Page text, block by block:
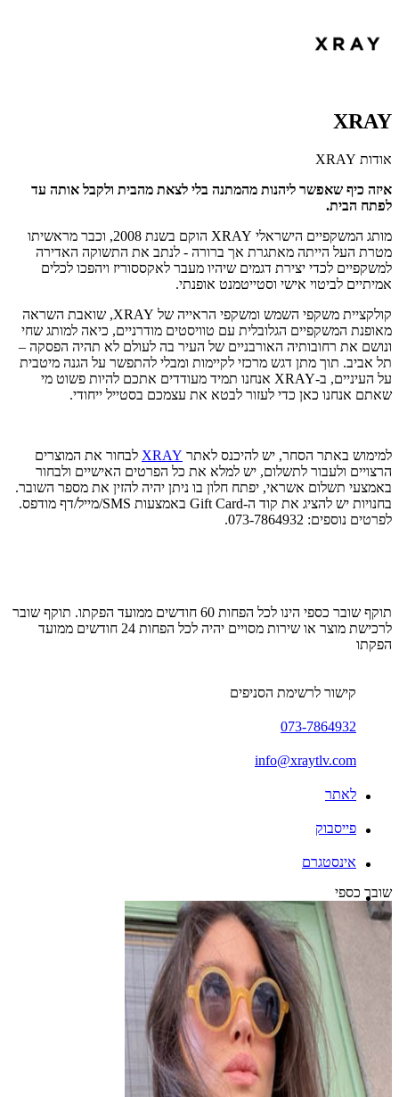
XRAY
אודות XRAY
איזה כיף שאפשר ליהנות מהמתנה בלי לצאת מהבית ולקבל אותה עד
לפתח הבית.
מותג המשקפיים הישראלי XRAY
הוקם בשנת 2008, וכבר מראשיתו
מטרת העל הייתה מאתגרת אך ברורה - לנתב את התשוקה האדירה
למשקפיים לכדי יצירת דגמים שיהיו מעבר לאקססוריז ויהפכו לכלים
אמיתיים לביטוי אישי וסטייטמנט אופנתי.
קולקציית משקפי השמש ומשקפי הראייה של XRAY, שואבת השראה
מאופנת המשקפיים הגלובלית עם טוויסטים מודרניים, כיאה למותג שחי
ונושם את רחובותיה האורבניים של העיר בה לעולם לא תהיה הפסקה –
תל אביב. תוך מתן דגש מרכזי לקיימות ומבלי להתפשר על הגנה מיטבית
על העיניים, ב-XRAY אנחנו תמיד מעודדים אתכם להיות פשוט מי
שאתם אנחנו כאן כדי לעזור לבטא את עצמכם בסטייל ייחודי.
למימוש באתר הסחר, יש להיכנס לאתר XRAY לבחור את המוצרים
הרצויים ולעבור לתשלום, יש למלא את כל הפרטים האישיים ולבחור
באמצעי תשלום אשראי, יפתח חלון בו ניתן יהיה להזין את מספר השובר.
בחנויות יש להציג את קוד ה-Gift Card באמצעות SMS/מייל/דף מודפס.
לפרטים נוספים: 073-7864932.
תוקף שובר כספי הינו לכל הפחות 60 חודשים ממועד הפקתו. תוקף שובר
לרכישת מוצר או שירות מסויים יהיה לכל הפחות 24 חודשים ממועד
הפקתו
קישור לרשימת הסניפים
073-7864932
info@xraytlv.com
לאתר
פייסבוק
אינסטגרם
שובר כספי